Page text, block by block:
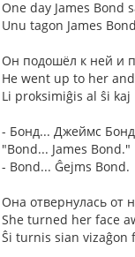
One day James
Unu tagon James
Он подошёл к ней и
He went up to her
Li proksimiĝis al ŝi
- Бонд... Джеймс
"Bond... James Bond."
- Bond... Ĝejms Bond.
Она отвернулась от
She turned her face
Ŝi turnis sian vizaĝon